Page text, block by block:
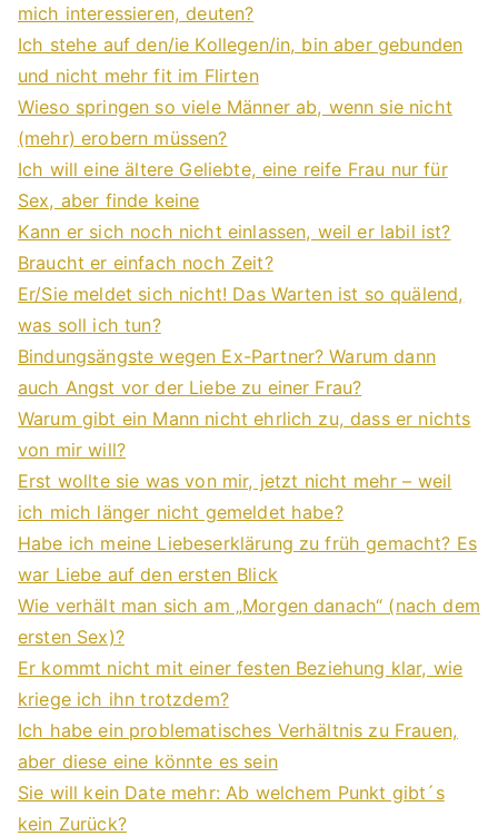
mich interessieren, deuten?
Ich stehe auf den/ie Kollegen/in, bin aber gebunden
und nicht mehr fit im Flirten
Wieso springen so viele Männer ab, wenn sie nicht
(mehr) erobern müssen?
Ich will eine ältere Geliebte, eine reife Frau nur für
Sex, aber finde keine
Kann er sich noch nicht einlassen, weil er labil ist?
Braucht er einfach noch Zeit?
Er/Sie meldet sich nicht! Das Warten ist so quälend,
was soll ich tun?
Bindungsängste wegen Ex-Partner? Warum dann
auch Angst vor der Liebe zu einer Frau?
Warum gibt ein Mann nicht ehrlich zu, dass er nichts
von mir will?
Erst wollte sie was von mir, jetzt nicht mehr – weil
ich mich länger nicht gemeldet habe?
Habe ich meine Liebeserklärung zu früh gemacht? Es
war Liebe auf den ersten Blick
Wie verhält man sich am „Morgen danach“ (nach dem
ersten Sex)?
Er kommt nicht mit einer festen Beziehung klar, wie
kriege ich ihn trotzdem?
Ich habe ein problematisches Verhältnis zu Frauen,
aber diese eine könnte es sein
Sie will kein Date mehr: Ab welchem Punkt gibt´s
kein Zurück?